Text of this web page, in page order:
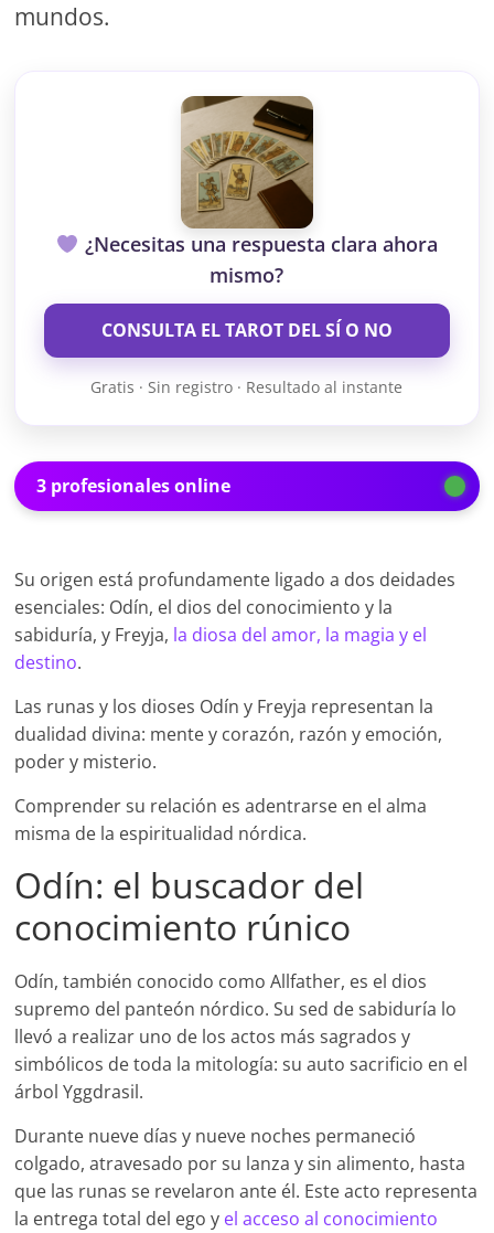
mundos.
¿Necesitas una respuesta clara ahora
mismo?
CONSULTA EL TAROT DEL SÍ O NO
Gratis · Sin registro · Resultado al instante
3 profesionales online
Su origen está profundamente ligado a dos deidades
esenciales: Odín, el dios del conocimiento y la
sabiduría, y Freyja, la diosa del amor, la magia y el
destino.
Las runas y los dioses Odín y Freyja representan la
dualidad divina: mente y corazón, razón y emoción,
poder y misterio.
Comprender su relación es adentrarse en el alma
misma de la espiritualidad nórdica.
Odín: el buscador del
conocimiento rúnico
Odín, también conocido como Allfather, es el dios
supremo del panteón nórdico. Su sed de sabiduría lo
llevó a realizar uno de los actos más sagrados y
simbólicos de toda la mitología: su auto sacrificio en el
árbol Yggdrasil.
Durante nueve días y nueve noches permaneció
colgado, atravesado por su lanza y sin alimento, hasta
que las runas se revelaron ante él. Este acto representa
la entrega total del ego y el acceso al conocimiento